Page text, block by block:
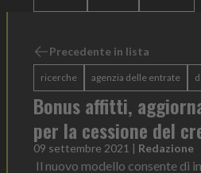
Precedente in lista
ricerche agenzia delle entrate
Bonus affitti,
per la cessione del
09 settembre 2021 | Redazione
Il nuovo modello consente di